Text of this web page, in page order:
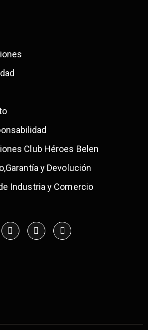
Club Héroes Belen
y Devolución
Industria y Comercio